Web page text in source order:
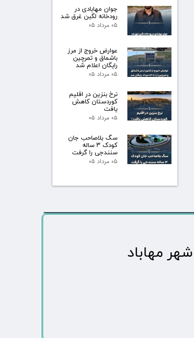
جوان مهابادی در
رودخانه لگبن غرق شد
۰۵ مرداد ۰۵
عوارض خروج از مرز
باشماق و تمرچین
رایگان اعلام شد
۰۵ مرداد ۰۵
نرخ بنزین در اقلیم
کوردستان کاهش
یافت
۰۵ مرداد ۰۵
سگ بلاصاحب جان
کودک ۳ ساله
سنندجی را گرفت
۰۵ مرداد ۰۵